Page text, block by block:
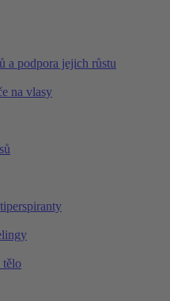
a podpora jejich růstu
na vlasy
tělo